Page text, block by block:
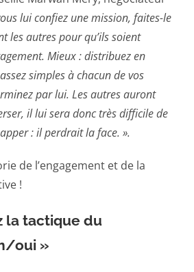
lui confiez une mission, faites-le
les autres pour qu’ils soient
Mieux : distribuez en
simples à chacun de vos
par lui. Les autres auront
il lui sera donc très difficile de
: il perdrait la face. ».
de l’engagement et de la
!
la tactique du
oui »